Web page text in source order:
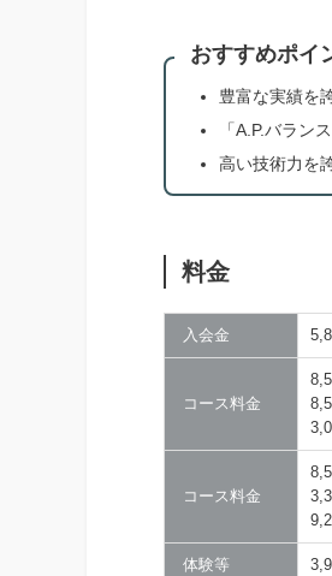
おすすめポイ
豊富な実績を
「A.P.バラン
高い技術力を
料金
入会金
コース料金
コース料金
体験等